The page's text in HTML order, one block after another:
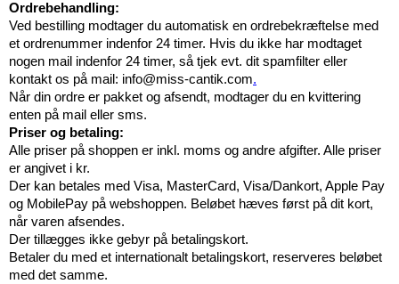
Ordrebehandling:
Ved bestilling modtager du automatisk en ordrebekræftelse med
et ordrenummer indenfor 24 timer. Hvis du ikke har modtaget
nogen mail indenfor 24 timer, så tjek evt. dit spamfilter eller
kontakt os på mail: info@miss-cantik.com.
Når din ordre er pakket og afsendt, modtager du en kvittering
enten på mail eller sms.
Priser og betaling:
Alle priser på shoppen er inkl. moms og andre afgifter. Alle priser
er angivet i kr.
Der kan betales med Visa, MasterCard, Visa/Dankort, Apple Pay
og MobilePay på webshoppen. Beløbet hæves først på dit kort,
når varen afsendes.
Der tillægges ikke gebyr på betalingskort.
Betaler du med et internationalt betalingskort, reserveres beløbet
med det samme.